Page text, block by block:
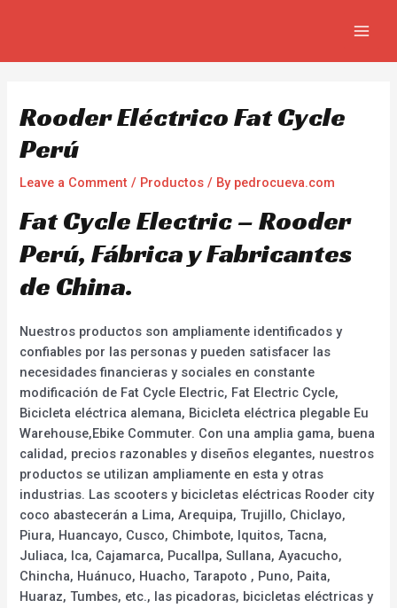
Rooder Eléctrico Fat Cycle
Perú
Leave a Comment / Productos / By pedrocueva.com
Fat Cycle Electric – Rooder
Perú, Fábrica y Fabricantes
de China.
Nuestros productos son ampliamente identificados y
confiables por las personas y pueden satisfacer las
necesidades financieras y sociales en constante
modificación de Fat Cycle Electric, Fat Electric Cycle,
Bicicleta eléctrica alemana, Bicicleta eléctrica plegable Eu
Warehouse,Ebike Commuter. Con una amplia gama, buena
calidad, precios razonables y diseños elegantes, nuestros
productos se utilizan ampliamente en esta y otras
industrias. Las scooters y bicicletas eléctricas Rooder city
coco abastecerán a Lima, Arequipa, Trujillo, Chiclayo,
Piura, Huancayo, Cusco, Chimbote, Iquitos, Tacna,
Juliaca, Ica, Cajamarca, Pucallpa, Sullana, Ayacucho,
Chincha, Huánuco, Huacho, Tarapoto , Puno, Paita,
Huaraz, Tumbes, etc., las picadoras, bicicletas eléctricas y